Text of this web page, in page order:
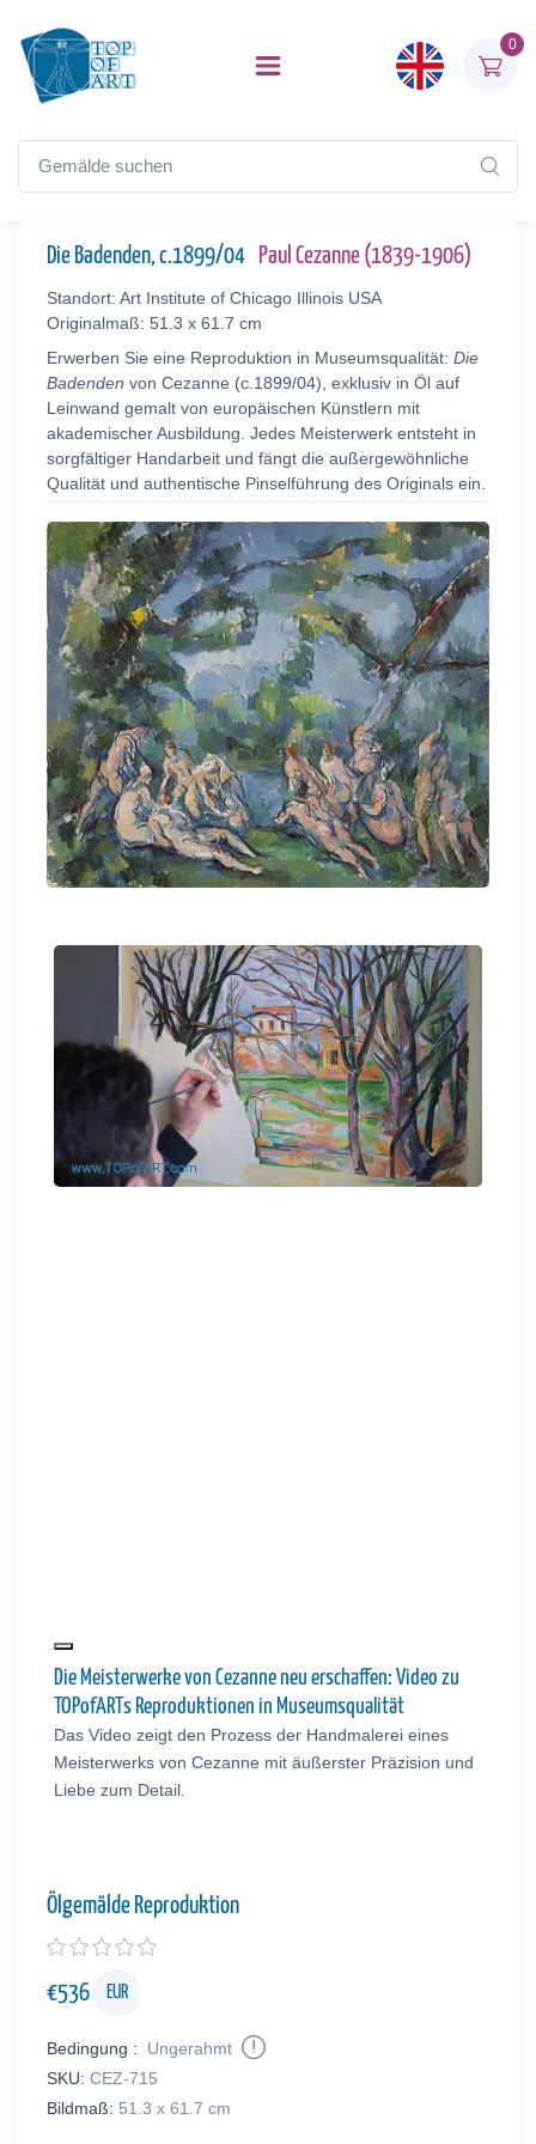
0
Die Badenden, c.1899/04 Paul Cezanne (1839-1906)
Standort: Art Institute of Chicago Illinois USA
Originalmaß: 51.3 x 61.7 cm
Erwerben Sie eine Reproduktion in Museumsqualität: Die
Badenden von Cezanne (c.1899/04), exklusiv in Öl auf
Leinwand gemalt von europäischen Künstlern mit
akademischer Ausbildung. Jedes Meisterwerk entsteht in
sorgfältiger Handarbeit und fängt die außergewöhnliche
Qualität und authentische Pinselführung des Originals ein.
Die Meisterwerke von Cezanne neu erschaffen: Video zu
TOPofARTs Reproduktionen in Museumsqualität
Das Video zeigt den Prozess der Handmalerei eines
Meisterwerks von Cezanne mit äußerster Präzision und
Liebe zum Detail.
Ölgemälde Reproduktion
€536 EUR
Bedingung :
Ungerahmt
SKU: CEZ-715
Bildmaß: 51.3 x 61.7 cm